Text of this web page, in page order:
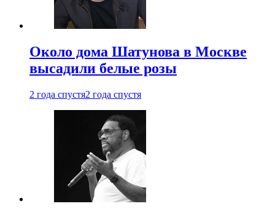
Около дома Шатунова в Москве
высадили белые розы
2 года спустя2 года спустя